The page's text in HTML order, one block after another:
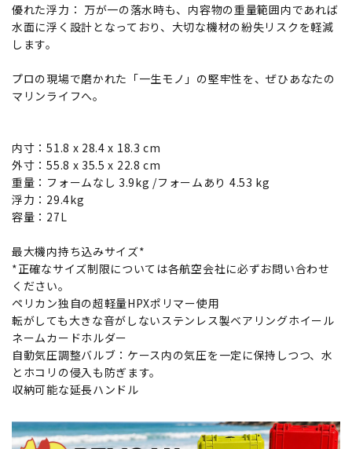
優れた浮力： 万が一の落水時も、内容物の重量範囲内であれば
水面に浮く設計となっており、大切な機材の紛失リスクを軽減
します。
プロの現場で磨かれた「一生モノ」の堅牢性を、ぜひあなたの
マリンライフへ。
内寸：51.8 x 28.4 x 18.3 cm
外寸：55.8 x 35.5 x 22.8 cm
重量：フォームなし 3.9kg /フォームあり 4.53 kg
浮力：29.4kg
容量：27L
最大機内持ち込みサイズ*
*正確なサイズ制限については各航空会社に必ずお問い合わせ
ください。
ペリカン独自の超軽量HPXポリマー使用
転がしても大きな音がしないステンレス製ベアリングホイール
ネームカードホルダー
自動気圧調整バルブ：ケース内の気圧を一定に保持しつつ、水
とホコリの侵入も防ぎます。
収納可能な延長ハンドル